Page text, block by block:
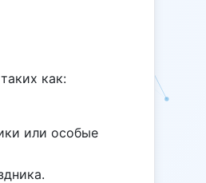
как:
или особые